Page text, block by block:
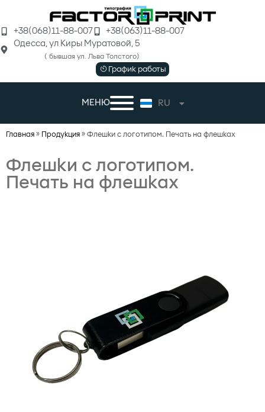
+38(068)11-88-007
+38(063)11-88-007
Одеcса, ул Киры Муратовой, 5
( бывшая ул. Льва Толстого)
График работы
МЕНЮ RU
UK
Главная » Продукция » Флешки с логотипом. Печать на флешках
Флешки с логотипом.
Печать на флешках